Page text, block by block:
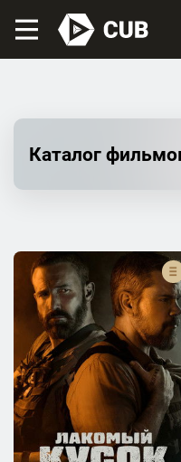
Каталог